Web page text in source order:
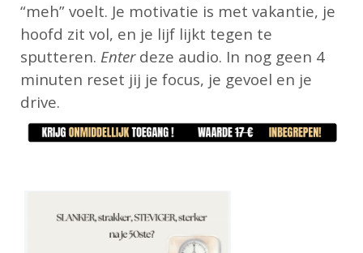
“meh” voelt. Je motivatie is met vakantie, je
hoofd zit vol, en je lijf lijkt tegen te
sputteren. Enterdeze audio. In nog geen 4
minuten reset jij je focus, je gevoel en je
drive.